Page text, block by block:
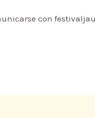
con